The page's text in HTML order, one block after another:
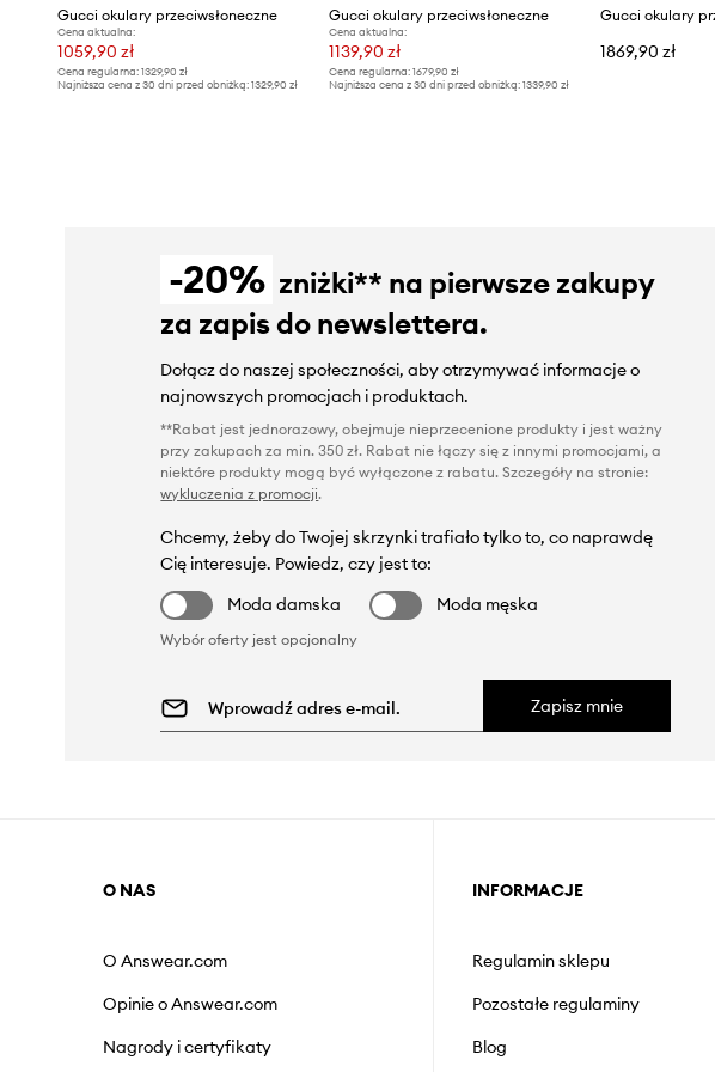
Gucci okulary przeciwsłoneczne
Cena aktualna:
1059,90 zł
Cena regularna: 1329,90 zł
Najniższa cena z 30 dni przed obniżką: 1329,90 zł
Gucci okulary przeciwsłoneczne
Cena aktualna:
1139,90 zł
Cena regularna:1679,90 zł
Najniższa cena z 30 dni przed obniżką:1339,90 zł
1869,90 zł
-20% zniżki** na pierwsze zakupy
za zapis do newslettera.
Dołącz do naszej społeczności, aby otrzymywać informacje o
najnowszych promocjach i produktach.
**Rabat jest jednorazowy, obejmuje nieprzecenione produkty i jest ważny
przy zakupach za min. 350 zł. Rabat nie łączy się z innymi promocjami, a
niektóre produkty mogą być wyłączone z rabatu. Szczegóły na stronie:
wykluczenia z promocji.
Chcemy, żeby do Twojej skrzynki trafiało tylko to, co naprawdę
Cię interesuje. Powiedz, czy jest to:
Moda damska
Moda męska
Wybór oferty jest opcjonalny
Zapisz mnie
O NAS
O Answear.com
Opinie o Answear.com
Nagrody i certyfikaty
INFORMACJE
Regulamin sklepu
Pozostałe regulaminy
Blog